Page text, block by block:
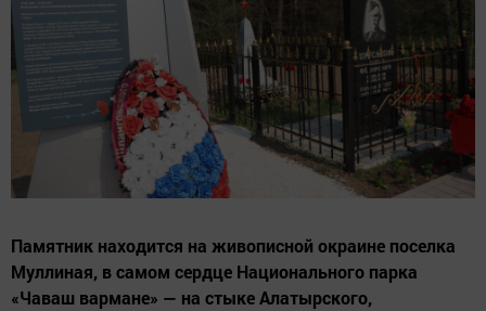
Памятник находится на живописной окраине поселка
Муллиная, в самом сердце Национального парка
«Чаваш вармане» — на стыке Алатырского,